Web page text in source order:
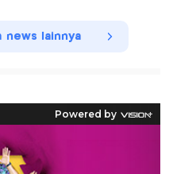
news lainnya